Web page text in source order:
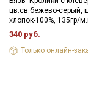
цв.св.бежево-серый,
хлопок-100%, 135гр/
340 руб.
Только онлайн-